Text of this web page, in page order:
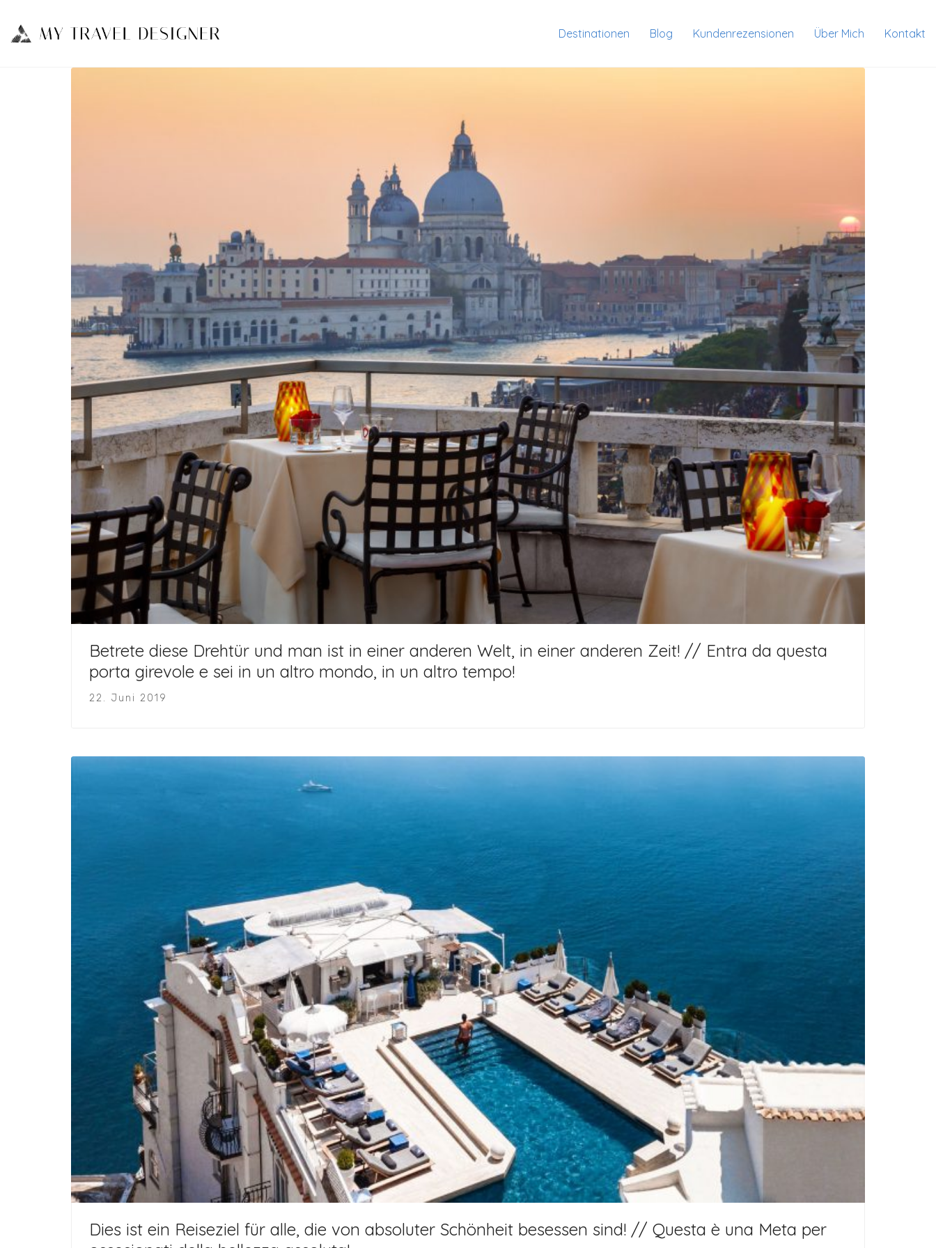
Destinationen Blog Kundenrezensionen Über Mich Kontakt
Betrete diese Drehtür und man ist in einer anderen Welt, in einer anderen Zeit! // Entra da questa
porta girevole e sei in un altro mondo, in un altro tempo!
22. Juni 2019
Dies ist ein Reiseziel für alle, die von absoluter Schönheit besessen sind! // Questa è una Meta per